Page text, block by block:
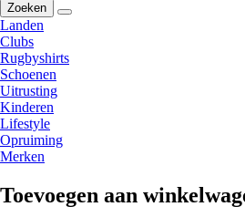
Zoeken
Landen
Clubs
Rugbyshirts
Schoenen
Uitrusting
Kinderen
Lifestyle
Opruiming
Merken
Toevoegen aan